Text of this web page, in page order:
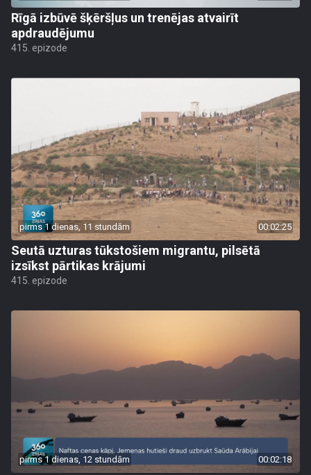
Rīgā izbūvē šķēršļus un trenējas atvairīt
apdraudējumu
415. epizode
pirms 1 dienas, 11 stundām 00:02:25
Seutā uzturas tūkstošiem migrantu, pilsētā
izsīkst pārtikas krājumi
415. epizode
pirms 1 dienas, 12 stundām 00:02:18